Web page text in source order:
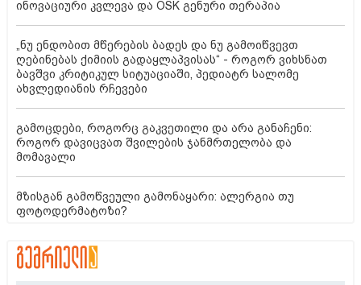
ინოვაციური კვლევა და OSK გენური თერაპია
„ნუ ენდობით მწერების ბადეს და ნუ გამოიწვევთ
ღებინებას ქიმიის გადაყლაპვისას“ - როგორ ვიხსნათ
ბავშვი კრიტიკულ სიტუაციაში, პედიატრ სალომე
ახვლედიანის რჩევები
გამოცდები, როგორც გაკვეთილი და არა განაჩენი:
როგორ დავიცვათ შვილების ჯანმრთელობა და
მომავალი
მზისგან გამოწვეული გამონაყარი: ალერგია თუ
ფოტოდერმატოზი?